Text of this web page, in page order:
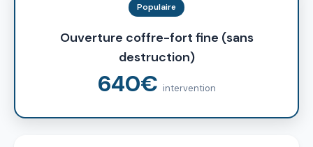
Populaire
Ouverture coffre-fort fine (sans
destruction)
640€ intervention